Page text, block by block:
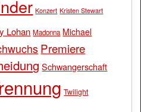
Konzert Kristen Stewart
Lohan Madonna Michael
Premiere
Schwangerschaft
Twilight